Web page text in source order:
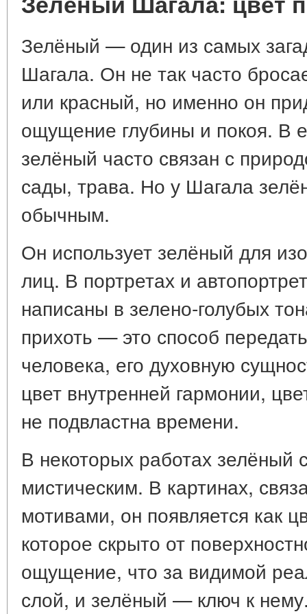
Зелёный — один из самых
Шагала. Он не так часто
или красный, но именно он
ощущение глубины и покоя. В
зелёный часто связан с
сады, трава. Но у Шагала
обычным.
Он использует зелёный для
лиц. В портретах и
написаны в зелено-голубых
прихоть — это способ
человека, его духовную
цвет внутренней гармонии,
не подвластна времени.
В некоторых работах зелёный
мистическим. В картинах,
мотивами, он появляется как
которое скрыто от
ощущение, что за видимой
слой, и зелёный — ключ к